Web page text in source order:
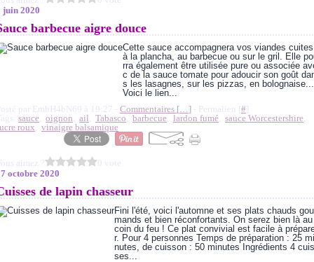
juin 2020
barbecue aigre douce
Cette sauce accompagnera vos viandes cuites
à la plancha, au barbecue ou sur le gril. Elle
rra également être utilisée pure ou associée
c de la sauce tomate pour adoucir son goût
s les lasagnes, sur les pizzas, en bolognaise...
Voici le lien...
par EmhH4bN69 à 19:27 - Commentaires […] - Permalien [# ]
sauce, oignon, ail, Tabasco, barbecue, lardon fumé, sauce Worcestershire,
roux, vinaigre balsamique
aimez ?
0 vote
octobre 2020
de lapin chasseur
Fini l'été, voici l'automne et ses plats chauds
mands et bien réconfortants. On serez bien là au
coin du feu ! Ce plat convivial est facile à
r. Pour 4 personnes Temps de préparation : 25 mi
nutes, de cuisson : 50 minutes Ingrédients 4 cuis
ses...